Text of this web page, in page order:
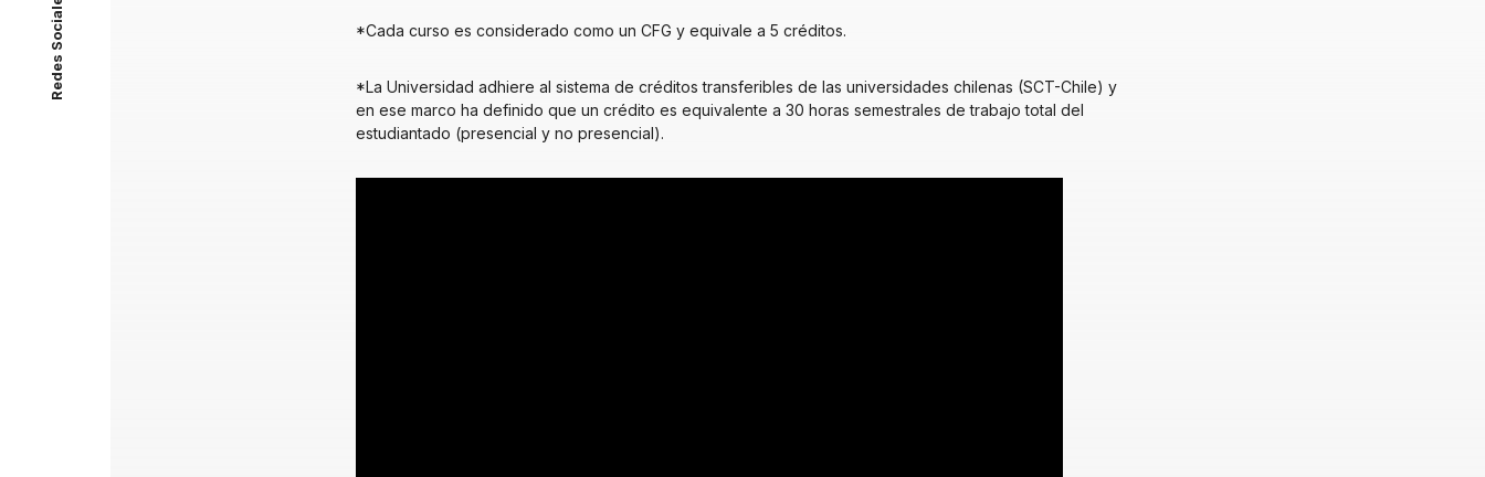
Redes Sociales *Cada curso es considerado como un CFG y equivale a 5 créditos.
*La Universidad adhiere al sistema de créditos transferibles de las universidades chilenas (SCT-Chile) y
en ese marco ha definido que un crédito es equivalente a 30 horas semestrales de trabajo total del
estudiantado (presencial y no presencial).